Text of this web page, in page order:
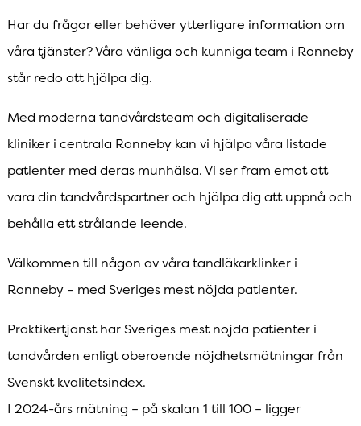
Har du frågor eller behöver ytterligare information om
våra tjänster? Våra vänliga och kunniga team i Ronneby
står redo att hjälpa dig.
Med moderna tandvårdsteam och digitaliserade
kliniker i centrala Ronneby kan vi hjälpa våra listade
patienter med deras munhälsa. Vi ser fram emot att
vara din tandvårdspartner och hjälpa dig att uppnå och
behålla ett strålande leende.
Välkommen till någon av våra tandläkarklinker i
Ronneby – med Sveriges mest nöjda patienter.
Praktikertjänst har Sveriges mest nöjda patienter i
tandvården enligt oberoende nöjdhetsmätningar från
Svenskt kvalitetsindex.
I 2024-års mätning – på skalan 1 till 100 – ligger